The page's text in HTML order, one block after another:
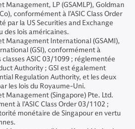
Management, LP (GSAMLP), Goldman
conformément à l’ASIC Class Order
la US Securities and Exchange
des lois américaines.
Management International (GSAMI),
(GSI), conformément à
classes ASIC 03/1099 ; réglementée
Authority ; GSI est également
Regulation Authority, et les deux
les lois du Royaume-Uni.
Management (Singapore) Pte. Ltd.
à l’ASIC Class Order 03/1102 ;
monétaire de Singapour en vertu